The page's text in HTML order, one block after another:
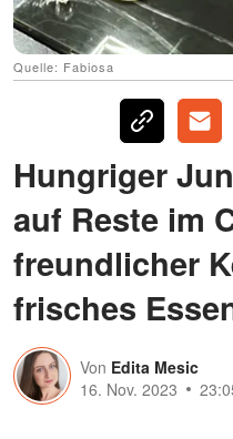
Quelle: Fabiosa
Hungriger
auf Reste im
freundlicher
frisches
Von Edita Mesic
16. Nov. 2023